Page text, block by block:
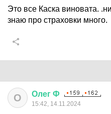
Это все Каска виновата.
знаю про страховки много.
О Олег Ф
15:42, 14.11.2024